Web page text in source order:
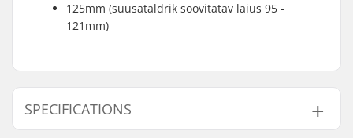
125mm (suusataldrik soovitatav laius 95 -
121mm)
SPECIFICATIONS